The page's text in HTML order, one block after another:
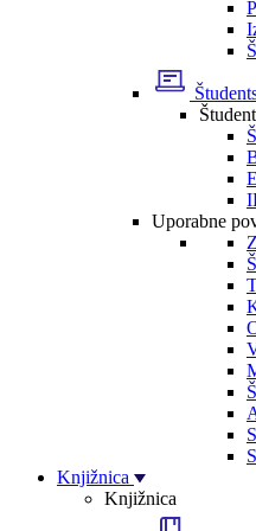
Uporabne
Knjižnica
Knjižnica